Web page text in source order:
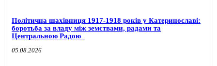
Політична шахівниця 1917-1918 років у Катеринославі:
боротьба за владу між земствами, радами та
Центральною Радою
05.08.2026